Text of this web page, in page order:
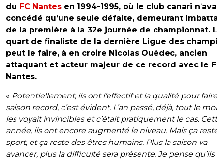
du FC Nantes en 1994-1995, où le club canari
concédé qu’une seule défaite, demeurant
de la première à la 32e journée de championnat.
quart de finaliste de la dernière Ligue des
peut le faire, à en croire Nicolas Ouédec, ancien
attaquant et acteur majeur de ce record avec le
Nantes.
« Potentiellement, ils ont l’effectif et la qualité pour
saison record, c’est évident. L’an passé, déjà, tout le
les voyait invincibles et c’était pratiquement le cas.
année, ils ont encore augmenté le niveau. Mais ça
sport, et ça reste des êtres humains. Plus la saison va
avancer, plus la difficulté sera présente. Je pense qu’ils